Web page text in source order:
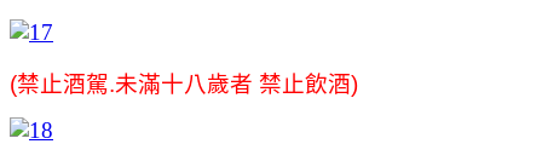
(禁止酒駕.未滿十八歲者 禁止飲酒)